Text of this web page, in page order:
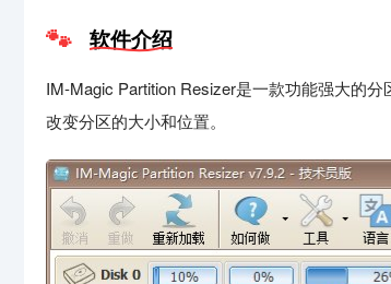
软件介绍
IM-Magic Partition Resizer是一款功能强大的
改变分区的大小和位置。